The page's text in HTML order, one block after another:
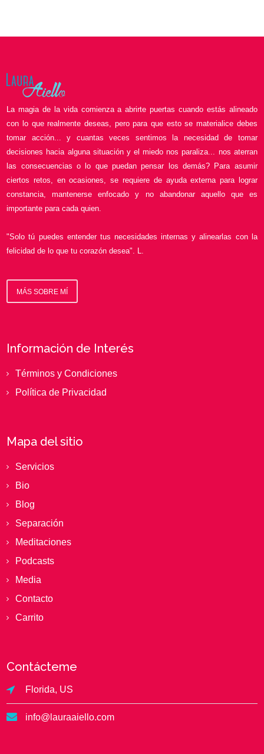
La magia de la vida comienza a abrirte puertas cuando estás alineado
con lo que realmente deseas, pero para que esto se materialice debes
tomar acción... y cuantas veces sentimos la necesidad de tomar
decisiones hacia alguna situación y el miedo nos paraliza... nos aterran
las consecuencias o lo que puedan pensar los demás? Para asumir
ciertos retos, en ocasiones, se requiere de ayuda externa para lograr
constancia, mantenerse enfocado y no abandonar aquello que es
importante para cada quien.
"Solo tú puedes entender tus necesidades internas y alinearlas con la
felicidad de lo que tu corazón desea". L.
MÁS SOBRE MÍ
Información de Interés
Términos y Condiciones
Política de Privacidad
Mapa del sitio
Servicios
Bio
Blog
Separación
Meditaciones
Podcasts
Media
Contacto
Carrito
Contácteme
Florida, US
info@lauraaiello.com